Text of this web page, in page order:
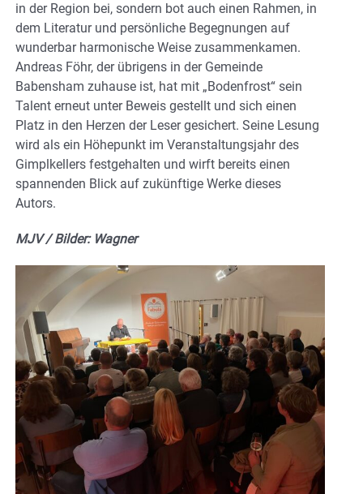
in der Region bei, sondern bot auch einen Rahmen, in
dem Literatur und persönliche Begegnungen auf
wunderbar harmonische Weise zusammenkamen.
Andreas Föhr, der übrigens in der Gemeinde
Babensham zuhause ist, hat mit „Bodenfrost“ sein
Talent erneut unter Beweis gestellt und sich einen
Platz in den Herzen der Leser gesichert. Seine Lesung
wird als ein Höhepunkt im Veranstaltungsjahr des
Gimplkellers festgehalten und wirft bereits einen
spannenden Blick auf zukünftige Werke dieses
Autors.
MJV / Bilder: Wagner